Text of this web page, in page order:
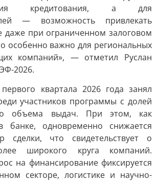
кредитования, а для
— возможность привлекать
даже при ограниченном залоговом
особенно важно для региональных
компаний», — отметил Руслан
2026.
квартала 2026 года занял
участников программы с долей
объема выдач. При этом, как
банке, одновременно снижается
сделки, что свидетельствует о
широкого круга компаний.
на финансирование фиксируется
секторе, логистике и научно-